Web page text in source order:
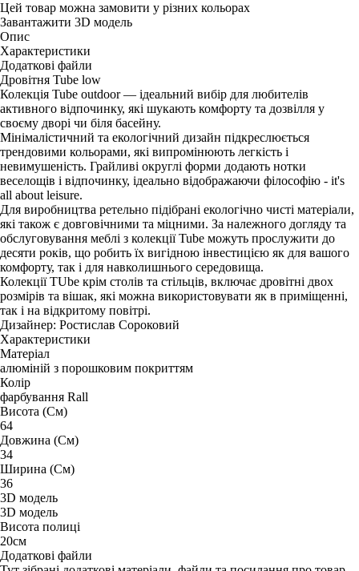
Цей товар можна замовити у різних кольорах
Завантажити 3D модель
Опис
Характеристики
Додаткові файли
Дровітня Tube low
Колекція Tube outdoor — ідеальний вибір для любителів
активного відпочинку, які шукають комфорту та дозвілля у
своєму дворі чи біля басейну.
Мінімалістичний та екологічний дизайн підкреслюється
трендовими кольорами, які випромінюють легкість і
невимушеність. Грайливі округлі форми додають нотки
веселощів і відпочинку, ідеально відображаючи філософію - it's
all about leisure.
Для виробництва ретельно підібрані екологічно чисті матеріали,
які також є довговічними та міцними. За належного догляду та
обслуговування меблі з колекції Tube можуть прослужити до
десяти років, що робить їх вигідною інвестицією як для вашого
комфорту, так і для навколишнього середовища.
Колекції TUbe крім столів та стільців, включає дровітні двох
розмірів та вішак, які можна використовувати як в приміщенні,
так і на відкритому повітрі.
Дизайнер: Ростислав Сороковий
Характеристики
Матеріал
алюміній з порошковим покриттям
Колір
фарбування Rall
Висота (См)
64
Довжина (См)
34
Ширина (См)
36
3D модель
3D модель
Висота полиці
20см
Додаткові файли